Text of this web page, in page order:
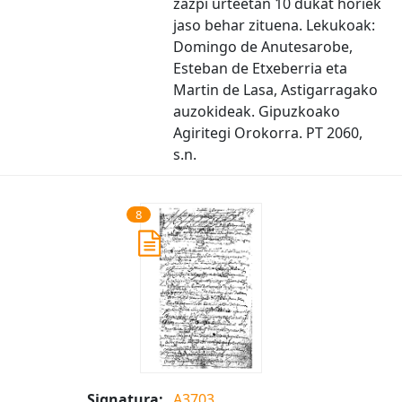
jaso behar zituena. Lekukoak:
Domingo de Anutesarobe,
Esteban de Etxeberria eta
Martin de Lasa, Astigarragako
auzokideak. Gipuzkoako
Agiritegi Orokorra. PT 2060,
s.n.
8